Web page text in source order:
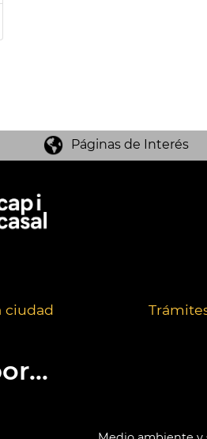
Páginas de Interés
ciudad